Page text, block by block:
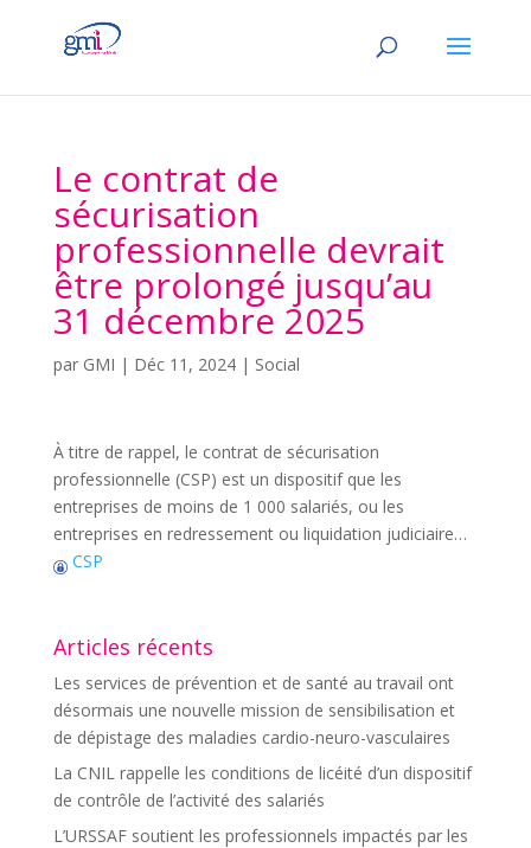
Le contrat de
sécurisation
professionnelle devrait
être prolongé jusqu’au
31 décembre 2025
par GMI | Déc 11, 2024| Social
À titre de rappel, le contrat de sécurisation
professionnelle (CSP) est un dispositif que les
entreprises de moins de 1 000 salariés, ou les
entreprises en redressement ou liquidation judiciaire…
CSP
Articles récents
Les services de prévention et de santé au travail ont
désormais une nouvelle mission de sensibilisation et
de dépistage des maladies cardio-neuro-vasculaires
La CNIL rappelle les conditions de licéité d’un dispositif
de contrôle de l’activité des salariés
L’URSSAF soutient les professionnels impactés par les